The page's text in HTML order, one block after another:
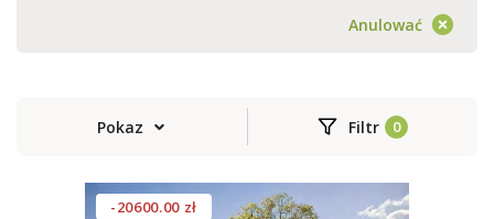
Anulować
Pokaz Filtr
-20600.00 zł